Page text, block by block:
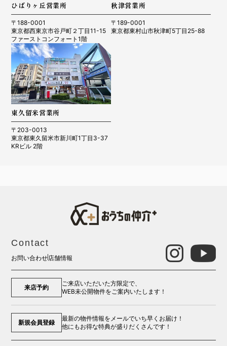
ひばりヶ丘営業所
〒188-0001
東京都西東京市谷戸町２丁目11-15
ファーストコンフォート1階
秋津営業所
〒189-0001
東京都東村山市秋津町5丁目25-88
東久留米営業所
〒203-0013
東京都東久留米市新川町1丁目3-37
KRビル 2階
Contact
お問い合わせ店舗情報
来店予約
ご来店いただいた方限定で、
WEB未公開物件をご案内いたします！
新規会員登録
最新の物件情報をメールでいち早くお届け！
他にもお得な特典が盛りだくさんです！